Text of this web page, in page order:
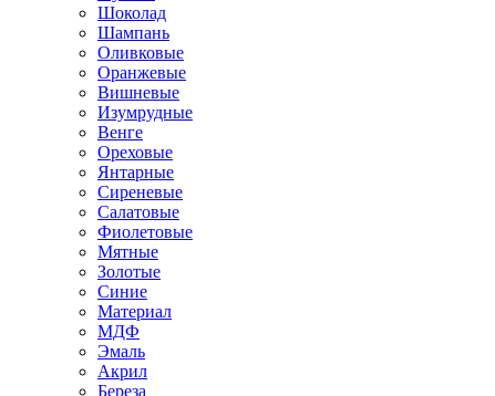
Шоколад
Шампань
Оливковые
Оранжевые
Вишневые
Изумрудные
Венге
Ореховые
Янтарные
Сиреневые
Салатовые
Фиолетовые
Мятные
Золотые
Синие
Материал
МДФ
Эмаль
Акрил
Береза